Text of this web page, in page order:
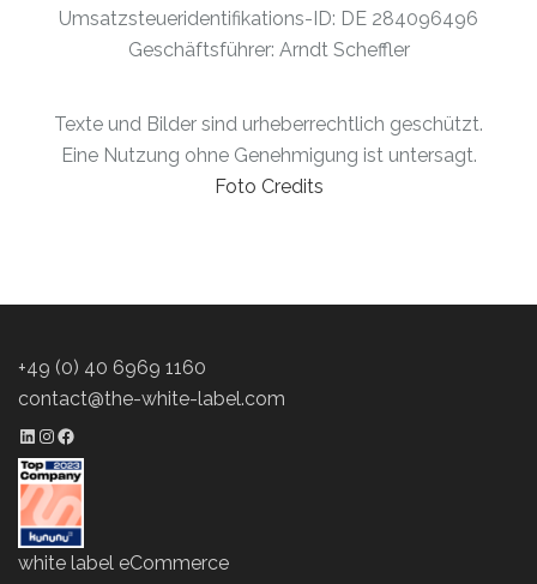
Umsatzsteueridentifikations-ID: DE 284096496
Geschäftsführer: Arndt Scheffler
Texte und Bilder sind urheberrechtlich geschützt.
Eine Nutzung ohne Genehmigung ist untersagt.
Foto Credits
+49 (0) 40 6969 1160
contact@the-white-label.com
LinkedIn Profil
Instagram Profil
Facebook Profil
white label eCommerce